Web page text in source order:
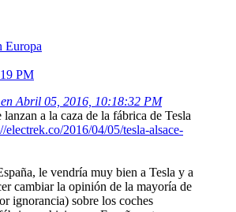
Europa
PM
Abril 05, 2016, 10:18:32 PM
lanzan a la caza de la fábrica de Tesla
electrek.co/2016/04/05/tesla-alsace-
le vendría muy bien a Tesla y a
cambiar la opinión de la mayoría de
ignorancia) sobre los coches